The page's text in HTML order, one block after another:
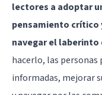
lectores a adoptar
pensamiento crítico
navegar el
hacerlo, las personas
informadas, mejorar